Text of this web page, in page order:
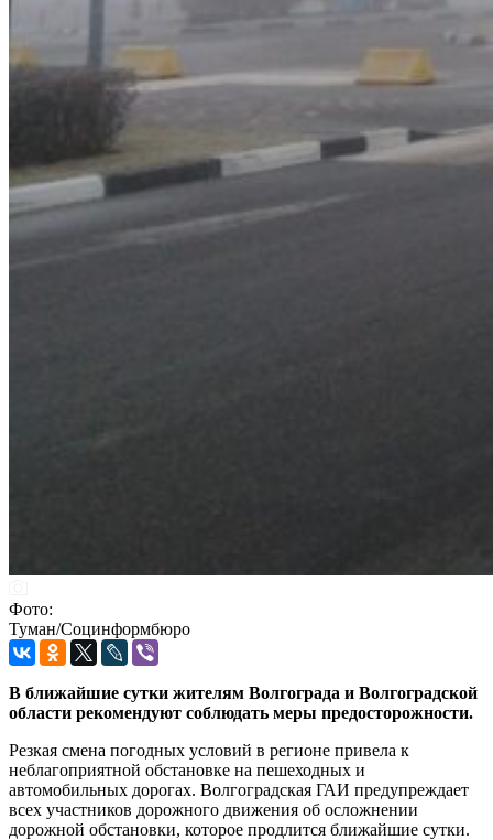
Фото:
Туман/Социнформбюро
В ближайшие сутки жителям Волгограда и Волгоградской
области рекомендуют соблюдать меры предосторожности.
Резкая смена погодных условий в регионе привела к
неблагоприятной обстановке на пешеходных и
автомобильных дорогах. Волгоградская ГАИ предупреждает
всех участников дорожного движения об осложнении
дорожной обстановки, которое продлится ближайшие сутки.